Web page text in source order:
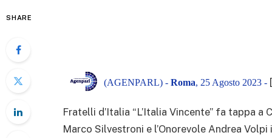
SHARE
(AGENPARL) - Roma, 25 Agosto 2023 -
Fratelli d’Italia “L’Italia Vincente” fa tappa
Marco Silvestroni e l’Onorevole Andrea